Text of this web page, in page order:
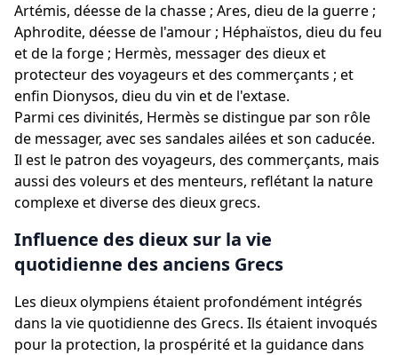
Artémis, déesse de la chasse ; Ares, dieu de la guerre ;
Aphrodite, déesse de l'amour ; Héphaïstos, dieu du feu
et de la forge ; Hermès, messager des dieux et
protecteur des voyageurs et des commerçants ; et
enfin Dionysos, dieu du vin et de l'extase.
Parmi ces divinités, Hermès se distingue par son rôle
de messager, avec ses sandales ailées et son caducée.
Il est le patron des voyageurs, des commerçants, mais
aussi des voleurs et des menteurs, reflétant la nature
complexe et diverse des dieux grecs.
Influence des dieux sur la vie
quotidienne des anciens Grecs
Les dieux olympiens étaient profondément intégrés
dans la vie quotidienne des Grecs. Ils étaient invoqués
pour la protection, la prospérité et la guidance dans